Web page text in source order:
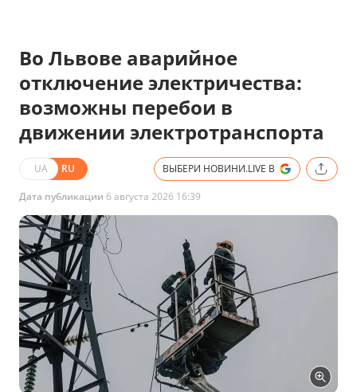
Во Львове аварийное
отключение электричества:
возможны перебои в
движении электротранспорта
UA RU ВЫБЕРИ НОВИНИ.LIVE В
Дата публикации 6 августа 2026 16:39